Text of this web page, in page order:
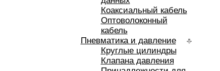
Коаксиальный кабель
Оптоволоконный
кабель
Пневматика и давление
Круглые цилиндры
Клапана давления